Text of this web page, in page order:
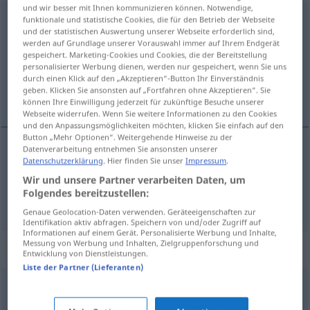
beäugenv/t <sans ge>
Übersicht aller Übersetzungen
(Für mehr Details die Übersetzung anklicken/antippen)
observer, examiner
observer beäugen
examiner beäugen
Synonyme für "beäugen"
angucken,gucken,blicken, anschauen,lugen (ugs.)
und wir besser mit Ihnen kommunizieren können. Notwendige,
funktionale und statistische Cookies, die für den Betrieb der Webseite
und der statistischen Auswertung unserer Webseite erforderlich sind,
werden auf Grundlage unserer Vorauswahl immer auf Ihrem Endgerät
gespeichert. Marketing-Cookies und Cookies, die der Bereitstellung
personalisierter Werbung dienen, werden nur gespeichert, wenn Sie uns
durch einen Klick auf den „Akzeptieren“-Button Ihr Einverständnis
geben. Klicken Sie ansonsten auf „Fortfahren ohne Akzeptieren“. Sie
können Ihre Einwilligung jederzeit für zukünftige Besuche unserer
Webseite widerrufen. Wenn Sie weitere Informationen zu den Cookies
und den Anpassungsmöglichkeiten möchten, klicken Sie einfach auf den
Button „Mehr Optionen“. Weitergehende Hinweise zu der
Datenverarbeitung entnehmen Sie ansonsten unserer
Datenschutzerklärung. Hier finden Sie unserImpressum.
Wir und unsere Partner verarbeiten Daten, um
Folgendes bereitzustellen:
Genaue Geolocation-Daten verwenden. Geräteeigenschaften zur
Identifikation aktiv abfragen. Speichern von und/oder Zugriff auf
Informationen auf einem Gerät. Personalisierte Werbung und Inhalte,
Messung von Werbung und Inhalten, Zielgruppenforschung und
Entwicklung von Dienstleistungen.
Liste der Partner (Lieferanten)